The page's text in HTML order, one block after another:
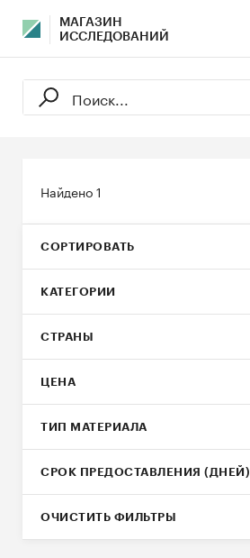
МАГАЗИН
ИССЛЕДОВАНИЙ
Найдено1
СОРТИРОВАТЬ
КАТЕГОРИИ
СТРАНЫ
ЦЕНА
ТИП МАТЕРИАЛА
СРОК ПРЕДОСТАВЛЕНИЯ (ДНЕЙ)
ОЧИСТИТЬ ФИЛЬТРЫ